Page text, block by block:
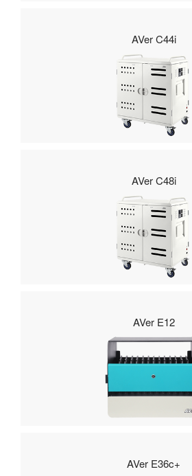
AVer C44i
AVer C48i
AVer E12
AVer E36c+